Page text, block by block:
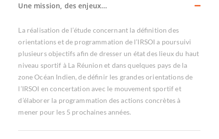
Une mission, des enjeux...
La réalisation de l’étude concernant la définition des
orientations et de programmation de l’IRSOI a poursuivi
plusieurs objectifs afin de dresser un état des lieux du haut
niveau sportif à La Réunion et dans quelques pays de la
zone Océan Indien, de définir les grandes orientations de
l’IRSOI en concertation avec le mouvement sportif et
d’élaborer la programmation des actions concrètes à
mener pour les 5 prochaines années.